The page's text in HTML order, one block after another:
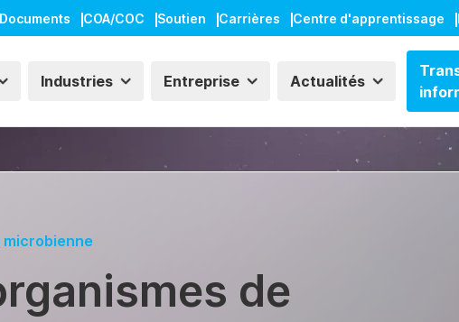
Documents COA/COC Soutien Carrières Centre d'apprentissage
Industries Entreprise Actualités
de